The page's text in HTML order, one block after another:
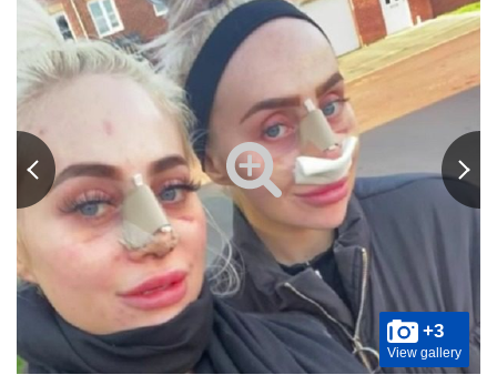
+3
View gallery